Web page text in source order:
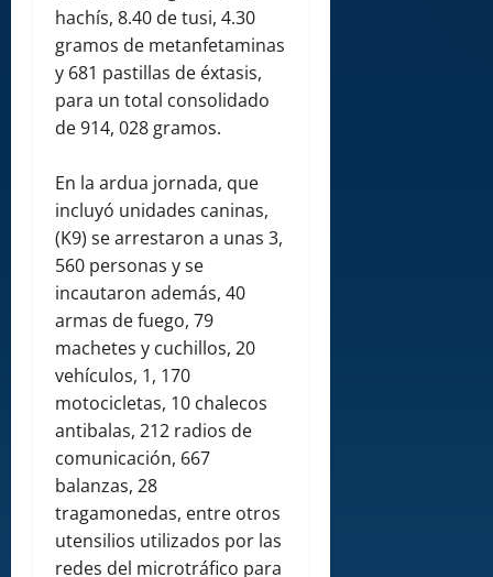
hachís, 8.40 de tusi, 4.30
gramos de metanfetaminas
y 681 pastillas de éxtasis,
para un total consolidado
de 914, 028 gramos.
En la ardua jornada, que
incluyó unidades caninas,
(K9) se arrestaron a unas 3,
560 personas y se
incautaron además, 40
armas de fuego, 79
machetes y cuchillos, 20
vehículos, 1, 170
motocicletas, 10 chalecos
antibalas, 212 radios de
comunicación, 667
balanzas, 28
tragamonedas, entre otros
utensilios utilizados por las
redes del microtráfico para